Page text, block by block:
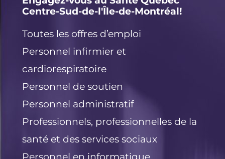
n
o
k
Centre-Sud-de-l'Île-de-Montréal!
Toutes les offres d’emploi
Personnel infirmier et
cardiorespiratoire
Personnel de soutien
Personnel administratif
Professionnels, professionnelles de la
santé et des services sociaux